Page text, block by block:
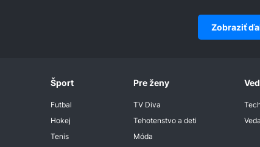
Zobraziť
Šport
Futbal
Hokej
Tenis
Pre ženy
TV Diva
Tehotenstvo a deti
Móda
Veda